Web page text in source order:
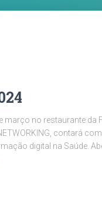
no restaurante da
contará
digital na Saúde.